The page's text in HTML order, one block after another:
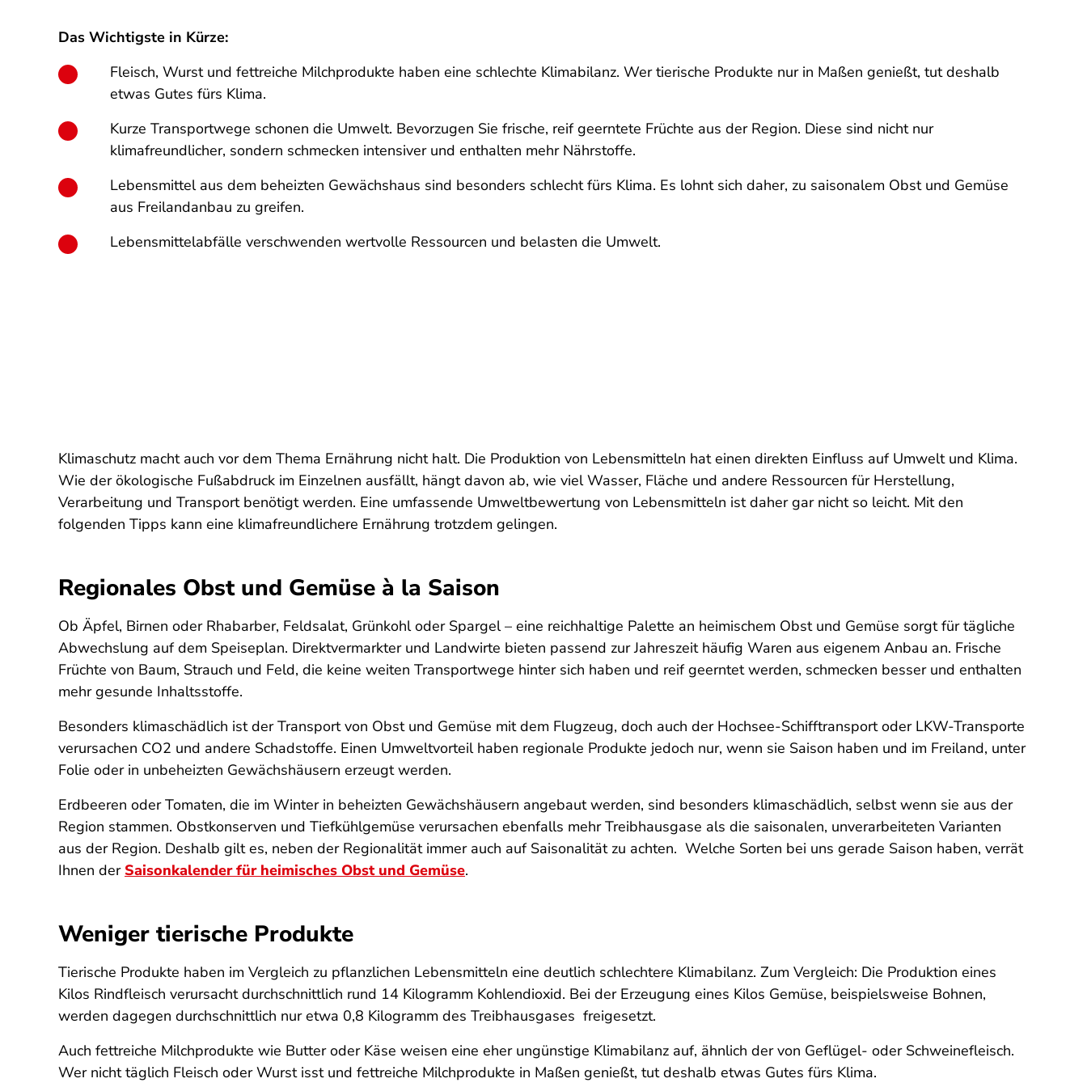
Das Wichtigste in Kürze:
Fleisch, Wurst und fettreiche Milchprodukte haben eine schlechte Klimabilanz. Wer tierische Produkte nur in Maßen genießt, tut deshalb
etwas Gutes fürs Klima.
Kurze Transportwege schonen die Umwelt. Bevorzugen Sie frische, reif geerntete Früchte aus der Region. Diese sind nicht nur
klimafreundlicher, sondern schmecken intensiver und enthalten mehr Nährstoffe.
Lebensmittel aus dem beheizten Gewächshaus sind besonders schlecht fürs Klima. Es lohnt sich daher, zu saisonalem Obst und Gemüse
aus Freilandanbau zu greifen.
Lebensmittelabfälle verschwenden wertvolle Ressourcen und belasten die Umwelt.
Klimaschutz macht auch vor dem Thema Ernährung nicht halt. Die Produktion von Lebensmitteln hat einen direkten Einfluss auf Umwelt und Klima.
Wie der ökologische Fußabdruck im Einzelnen ausfällt, hängt davon ab, wie viel Wasser, Fläche und andere Ressourcen für Herstellung,
Verarbeitung und Transport benötigt werden. Eine umfassende Umweltbewertung von Lebensmitteln ist daher gar nicht so leicht. Mit den
folgenden Tipps kann eine klimafreundlichere Ernährung trotzdem gelingen.
Regionales Obst und Gemüse à la Saison
Ob Äpfel, Birnen oder Rhabarber, Feldsalat, Grünkohl oder Spargel – eine reichhaltige Palette an heimischem Obst und Gemüse sorgt für tägliche
Abwechslung auf dem Speiseplan. Direktvermarkter und Landwirte bieten passend zur Jahreszeit häufig Waren aus eigenem Anbau an. Frische
Früchte von Baum, Strauch und Feld, die keine weiten Transportwege hinter sich haben und reif geerntet werden, schmecken besser und enthalten
mehr gesunde Inhaltsstoffe.
Besonders klimaschädlich ist der Transport von Obst und Gemüse mit dem Flugzeug, doch auch der Hochsee-Schifftransport oder LKW-Transporte
verursachen CO2 und andere Schadstoffe. Einen Umweltvorteil haben regionale Produkte jedoch nur, wenn sie Saison haben und im Freiland, unter
Folie oder in unbeheizten Gewächshäusern erzeugt werden.
Erdbeeren oder Tomaten, die im Winter in beheizten Gewächshäusern angebaut werden, sind besonders klimaschädlich, selbst wenn sie aus der
Region stammen. Obstkonserven und Tiefkühlgemüse verursachen ebenfalls mehr Treibhausgase als die saisonalen, unverarbeiteten Varianten
aus der Region. Deshalb gilt es, neben der Regionalität immer auch auf Saisonalität zu achten. Welche Sorten bei uns gerade Saison haben, verrät
Ihnen der Saisonkalender für heimisches Obst und Gemüse.
Weniger tierische Produkte
Tierische Produkte haben im Vergleich zu pflanzlichen Lebensmitteln eine deutlich schlechtere Klimabilanz. Zum Vergleich: Die Produktion eines
Kilos Rindfleisch verursacht durchschnittlich rund 14 Kilogramm Kohlendioxid. Bei der Erzeugung eines Kilos Gemüse, beispielsweise Bohnen,
werden dagegen durchschnittlich nur etwa 0,8 Kilogramm des Treibhausgases freigesetzt.
Auch fettreiche Milchprodukte wie Butter oder Käse weisen eine eher ungünstige Klimabilanz auf, ähnlich der von Geflügel- oder Schweinefleisch.
Wer nicht täglich Fleisch oder Wurst isst und fettreiche Milchprodukte in Maßen genießt, tut deshalb etwas Gutes fürs Klima.